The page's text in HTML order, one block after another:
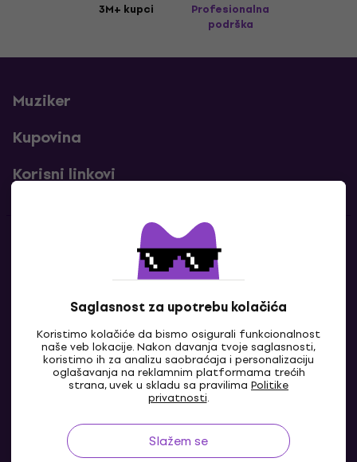
Saglasnost za upotrebu kolačića
Koristimo kolačiće da bismo osigurali funkcionalnost
naše veb lokacije. Nakon davanja tvoje saglasnosti,
koristimo ih za analizu saobraćaja i personalizaciju
oglašavanja na reklamnim platformama trećih
strana, uvek u skladu sa pravilima Politike
privatnosti.
Slažem se
3M+ kupci
Profesionalna
podrška
Muziker
Kupovina
Korisni linkovi
Kontakti
Kontaktiraj nas
RS